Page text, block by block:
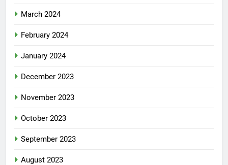
March 2024
February 2024
January 2024
December 2023
November 2023
October 2023
September 2023
August 2023